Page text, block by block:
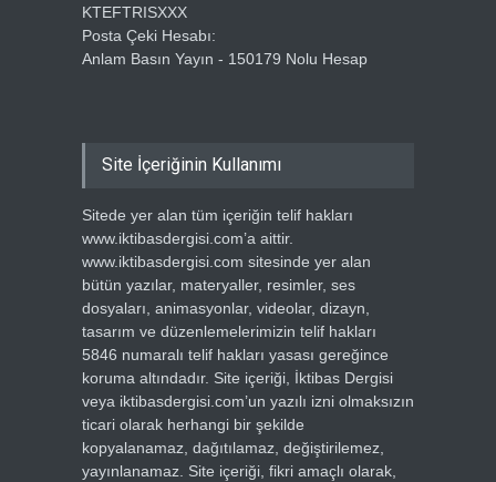
KTEFTRISXXX
Posta Çeki Hesabı:
Anlam Basın Yayın - 150179 Nolu Hesap
Site İçeriğinin Kullanımı
Sitede yer alan tüm içeriğin telif hakları
www.iktibasdergisi.com’a aittir.
www.iktibasdergisi.com sitesinde yer alan
bütün yazılar, materyaller, resimler, ses
dosyaları, animasyonlar, videolar, dizayn,
tasarım ve düzenlemelerimizin telif hakları
5846 numaralı telif hakları yasası gereğince
koruma altındadır. Site içeriği, İktibas Dergisi
veya iktibasdergisi.com’un yazılı izni olmaksızın
ticari olarak herhangi bir şekilde
kopyalanamaz, dağıtılamaz, değiştirilemez,
yayınlanamaz. Site içeriği, fikri amaçlı olarak,